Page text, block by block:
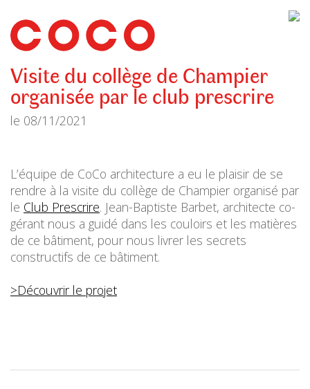
CoCo
Architecture
architecture,
urbanisme,
etc.
Visite du collège de Champier
organisée par le club prescrire
le 08/11/2021
L’équipe de CoCo architecture a eu le plaisir de se
rendre à la visite du collège de Champier organisé par
le Club Prescrire. Jean-Baptiste Barbet, architecte co-
gérant nous a guidé dans les couloirs et les matières
de ce bâtiment, pour nous livrer les secrets
constructifs de ce bâtiment.
>Découvrir le projet